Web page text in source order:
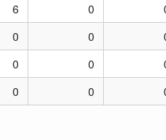
6 0
0 0
0 0
0 0